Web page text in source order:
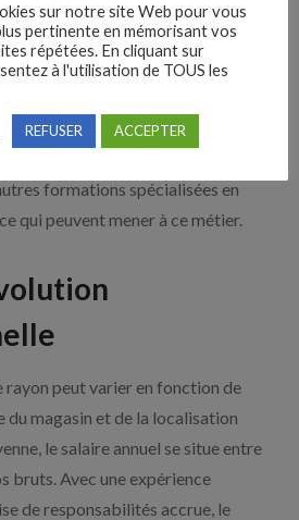
des unités commerciales
Distribution et marketing
du commerce et de la
formations spécialisées en
qui peuvent mener à ce métier.
rayon peut varier en fonction de
du magasin et de la localisation
le salaire annuel se situe entre
bruts. Avec une expérience
de responsabilités accrue, le
sur notre site Web pour vous
pertinente en mémorisant vos
répétées. En cliquant sur
à l'utilisation de TOUS les
REFUSER ACCEPTER